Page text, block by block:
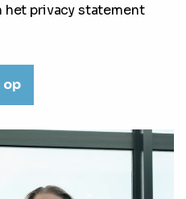
het privacy statement